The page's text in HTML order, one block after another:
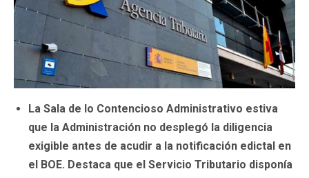
La Sala de lo Contencioso Administrativo estiva
que la Administración no desplegó la diligencia
exigible antes de acudir a la notificación edictal en
el BOE. Destaca que el Servicio Tributario disponía